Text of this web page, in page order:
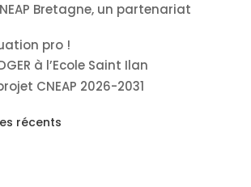
Bretagne, un partenariat
pro !
à l’Ecole Saint Ilan
CNEAP 2026-2031
récents